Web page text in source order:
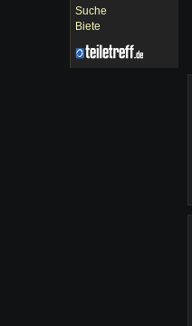
Suche
Biete